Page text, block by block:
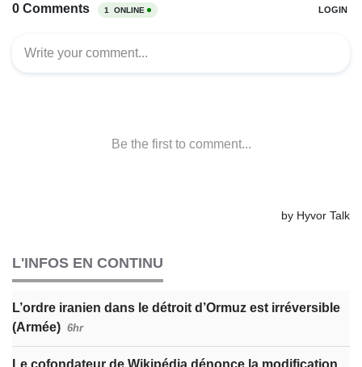
L'INFOS EN CONTINU
L’ordre iranien dans le détroit d’Ormuz est irréversible
(Armée) 6hr